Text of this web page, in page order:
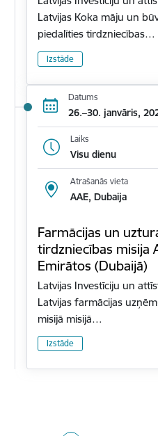
Latvijas Koka māju un
piedalīties tirdzniecības…
Izstāde
Datums
26.–30. janvāris,
Laiks
Visu dienu
Atrašanās vieta
AAE, Dubaija
Farmācijas un
tirdzniecības misija
Emirātos (Dubaijā)
Latvijas Investīciju un
Latvijas farmācijas
misijā misijā…
Izstāde